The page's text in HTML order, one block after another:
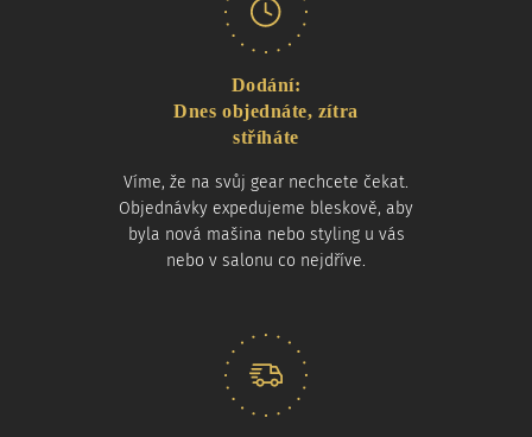
Dodání:
Dnes objednáte, zítra
stříháte
Víme, že na svůj gear nechcete čekat.
Objednávky expedujeme bleskově, aby
byla nová mašina nebo styling u vás
nebo v salonu co nejdříve.